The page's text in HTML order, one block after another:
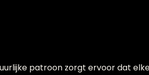
patroon zorgt ervoor dat